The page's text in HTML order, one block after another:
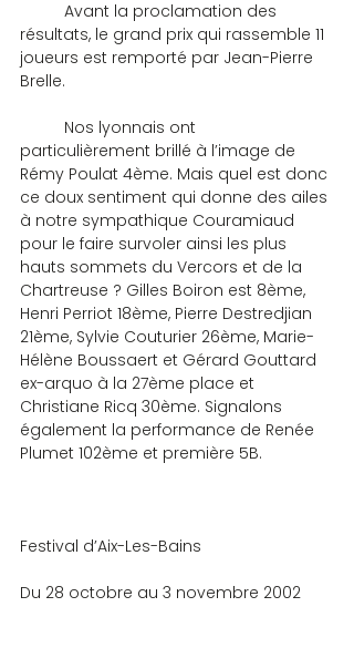
résultats, le grand prix qui rassemble 11
joueurs est remporté par Jean-Pierre
Brelle.
particulièrement brillé à l’image de
Rémy Poulat 4ème. Mais quel est donc
ce doux sentiment qui donne des ailes
à notre sympathique Couramiaud
pour le faire survoler ainsi les plus
hauts sommets du Vercors et de la
Chartreuse ? Gilles Boiron est 8ème,
Henri Perriot 18ème, Pierre Destredjian
21ème, Sylvie Couturier 26ème, Marie-
Hélène Boussaert et Gérard Gouttard
ex-arquo à la 27ème place et
Christiane Ricq 30ème. Signalons
également la performance de Renée
Plumet 102ème et première 5B.
Festival d’Aix-Les-Bains
Du 28 octobre au 3 novembre 2002